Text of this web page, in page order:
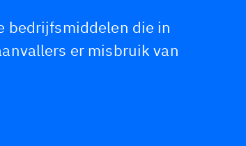
bedrijfsmiddelen die in
er misbruik van